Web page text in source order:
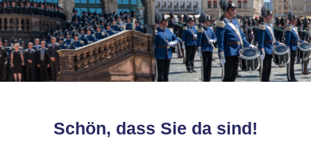
Schön, dass Sie da sind!